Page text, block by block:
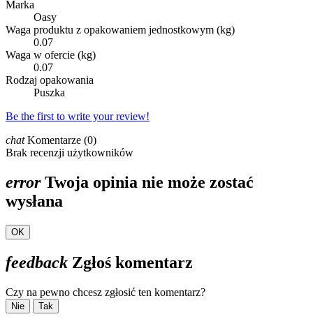
Marka
Oasy
Waga produktu z opakowaniem jednostkowym (kg)
0.07
Waga w ofercie (kg)
0.07
Rodzaj opakowania
Puszka
Be the first to write your review!
chatKomentarze (0)
Brak recenzji użytkowników
errorTwoja opinia nie może zostać
wysłana
OK
feedback Zgłoś komentarz
Czy na pewno chcesz zgłosić ten komentarz?
Nie Tak